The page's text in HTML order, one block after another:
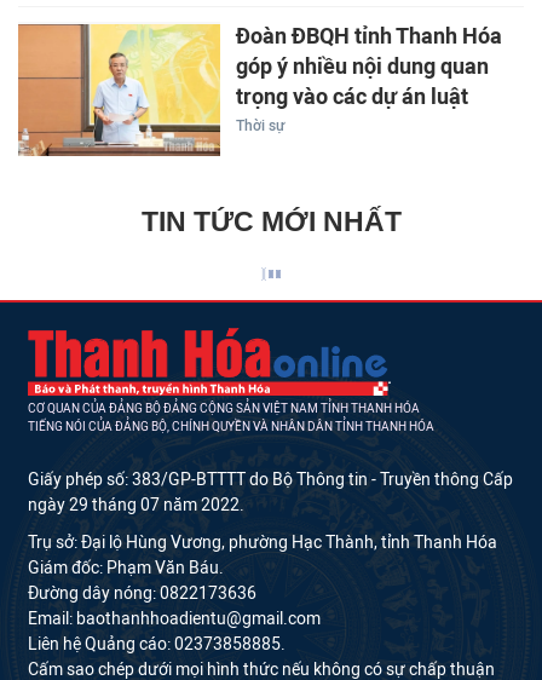
Đoàn ĐBQH tỉnh Thanh Hóa
góp ý nhiều nội dung quan
trọng vào các dự án luật
Thời sự
TIN TỨC MỚI NHẤT
CƠ QUAN CỦA ĐẢNG BỘ ĐẢNG CỘNG SẢN VIỆT NAM TỈNH THANH HÓA
TIẾNG NÓI CỦA ĐẢNG BỘ, CHÍNH QUYỀN VÀ NHÂN DÂN TỈNH THANH HÓA
Giấy phép số: 383/GP-BTTTT do Bộ Thông tin - Truyền thông Cấp
ngày 29 tháng 07 năm 2022.
Trụ sở: Đại lộ Hùng Vương, phường Hạc Thành, tỉnh Thanh Hóa
Giám đốc: Phạm Văn Báu.
Đường dây nóng: 0822173636
Email: baothanhhoadientu@gmail.com
Liên hệ Quảng cáo: 02373858885.
Cấm sao chép dưới mọi hình thức nếu không có sự chấp thuận